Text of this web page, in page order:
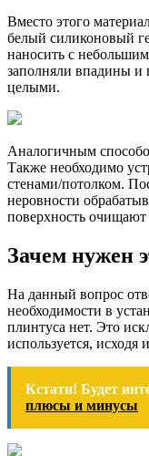
Вместо этого
белый силиконовый
наносить с
заполняли впадины и
целыми.
Аналогичным
Также необходимо
стенами/потолком.
неровности
поверхность
Зачем нужен
На данный вопрос
необходимости в
плинтуса нет. Это
используется,
Кстати! Будет
плюсы и минусы